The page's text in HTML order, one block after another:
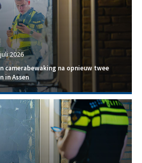
2026
camerabewaking na opnieuw twee
in Assen